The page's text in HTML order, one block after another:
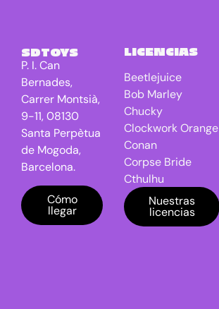
los anillos
Freddy VS
Jason
Friday the
13th
Game Of
Thrones TV
Gremlins
7
Harry
SDTOYS
P. I. Can
Bernades,
Carrer Montsià,
9-11, 08130
Santa Perpètua
de Mogoda,
Barcelona.
Cómo
llegar
LICENCIAS
Beetlejuice
Bob Marley
Chucky
Clockwork Orange
Conan
Corpse Bride
Cthulhu
DC Universe
Batman
Dragon Ball
Nuestras
licencias